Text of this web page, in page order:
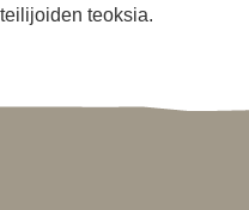
teoksia.